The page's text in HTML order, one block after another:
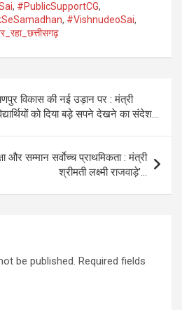
, #PublicSupportCG,
, #VishnudeoSai,
विकास की नई उड़ान पर : मंत्री
को दिया बड़े सपने देखने का संदेश…
और सम्मान सर्वाेच्च प्राथमिकता : मंत्री
श्रीमती लक्ष्मी राजवाड़े’…
be published. Required fields